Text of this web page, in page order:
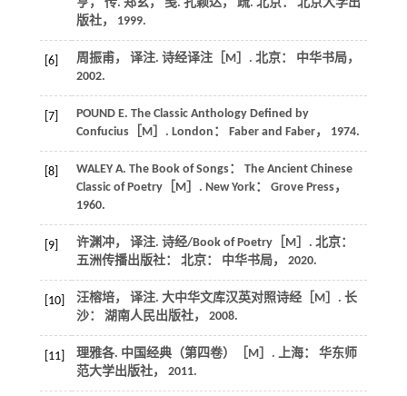
亨， 传. 郑玄， 笺. 孔颖达， 疏. 北京： 北京大学出
版社， 1999.
[6] 周振甫， 译注. 诗经译注［M］. 北京： 中华书局，
2002.
[7] POUND E. The Classic Anthology Defined by
Confucius［M］. London： Faber and Faber， 1974.
[8] WALEY A. The Book of Songs： The Ancient Chinese
Classic of Poetry［M］. New York： Grove Press，
1960.
[9] 许渊冲， 译注. 诗经/Book of Poetry［M］. 北京：
五洲传播出版社： 北京： 中华书局， 2020.
[10] 汪榕培， 译注. 大中华文库汉英对照诗经［M］. 长
沙： 湖南人民出版社， 2008.
[11] 理雅各. 中国经典（第四卷）
［M］. 上海： 华东师
范大学出版社， 2011.